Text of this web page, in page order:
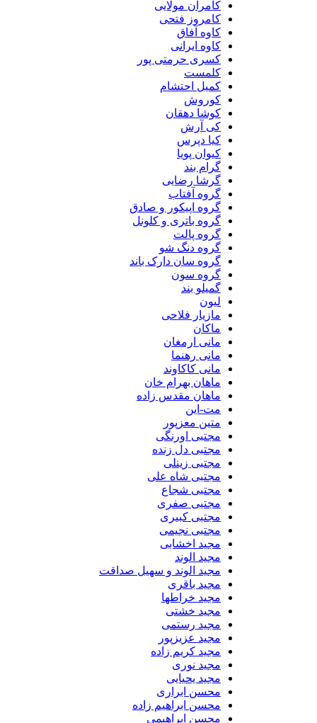
کامران مولایی
کامروز فتحی
کاوه آفاق
کاوه ایرانی
کسری حرمتی پور
کلمست
کمیل احتشام
کوروش
کوشا دهقان
کی آرش
کیا دپرس
کیوان پویا
گرام بند
گرشا رضایی
گروه آفتاب
گروه اپیکور و صادق
گروه باتری و کلونل
گروه پالت
گروه دنگ شو
گروه سان دارک باند
گروه سون
گمیلو بند
مازیار فلاحی
مانی ارمغان
مانی رهنما
مانی کاکاوند
ماهان بهرام خان
ماهان مقدس زاده
مت-این
متین معزپور
مجتبی اورنگی
مجتبی دل زنده
مجتبی زینلی
مجتبی شاه علی
مجتبی شجاع
مجتبی صفری
مجتبی کبیری
مجتبی نجیمی
مجید اخشابی
مجید الوند‎
مجید الوند و سهیل صداقت
مجید باقری
مجید خراطها
مجید خشتی
مجید رستمی
مجید عزیزپور
مجید کریم زاده
مجید نوری
مجید یحیایی
محسن ابراری
محسن ابراهیم زاده
محسن ابراهیمی